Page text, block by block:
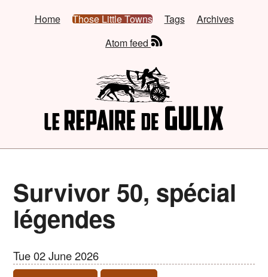
Home Those Little Towns Tags
Archives
Atom feed
Survivor 50, spécial
légendes
Tue 02 June 2026